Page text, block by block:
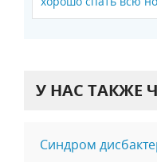
У НАС ТАКЖЕ
Синдром